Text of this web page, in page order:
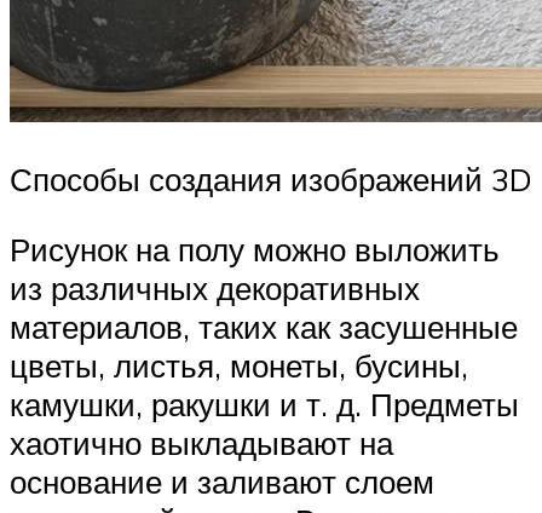
Способы создания изображений 3D
Рисунок на полу можно выложить
из различных декоративных
материалов, таких как засушенные
цветы, листья, монеты, бусины,
камушки, ракушки и т. д. Предметы
хаотично выкладывают на
основание и заливают слоем